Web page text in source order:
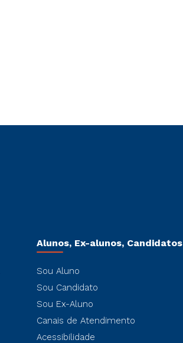
Alunos, Ex-alunos, Candidatos
Sou Aluno
Sou Candidato
Sou Ex-Aluno
Canais de Atendimento
Acessibilidade